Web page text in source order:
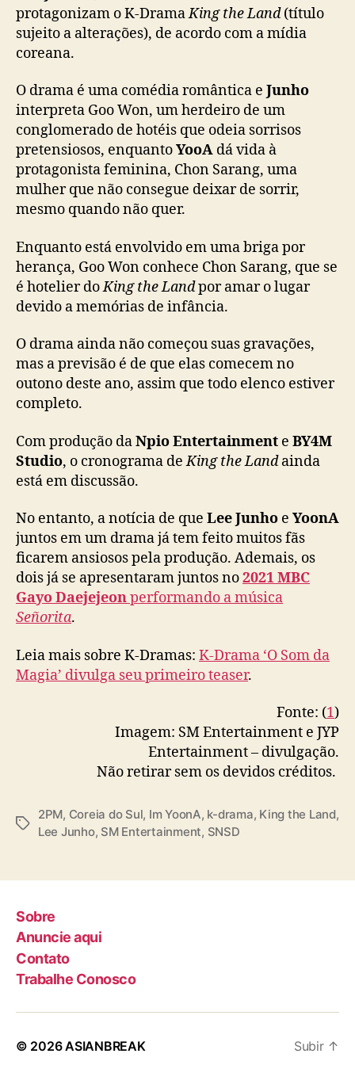
o
o
S
N
S
D
)
s
o
p
r
a
g
o
n
t
a
o
K
-
D
r
a
‘
K
t
h
e
a
protagonizam o K-DramaKing the Land(título
sujeito a alterações), de acordo com a mídia
coreana.
O drama é uma comédia romântica e Junho
interpreta Goo Won, um herdeiro de um
conglomerado de hotéis que odeia sorrisos
pretensiosos, enquantoYooA dá vida à
protagonista feminina, Chon Sarang, uma
mulher que não consegue deixar de sorrir,
mesmo quando não quer.
Enquanto está envolvido em uma briga por
herança, Goo Won conhece Chon Sarang, que se
é hotelier doKing the Landpor amar o lugar
devido a memórias de infância.
O drama ainda não começou suas gravações,
mas a previsão é de que elas comecem no
outono deste ano, assim que todo elenco estiver
completo.
Com produção daNpio Entertainment e BY4M
Studio, o cronograma deKing the Landainda
está em discussão.
No entanto, a notícia de que Lee Junho e YoonA
juntos em um drama já tem feito muitos fãs
ficarem ansiosos pela produção. Ademais, os
dois já se apresentaram juntos no2021 MBC
Gayo Daejejeonperformando a música
Señorita.
Leia mais sobre K-Dramas: K-Drama ‘O Som da
Magia’ divulga seu primeiro teaser.
Fonte: (1)
Imagem: SM Entertainment e JYP
Entertainment – divulgação.
Não retirar sem os devidos créditos.
T
2PM, Coreia do Sul, Im YoonA, k-drama, King the Land,
Lee Junho, SM Entertainment, SNSD
Sobre
Anuncie aqui
Contato
Trabalhe Conosco
© 2026ASIANBREAK Subir ↑